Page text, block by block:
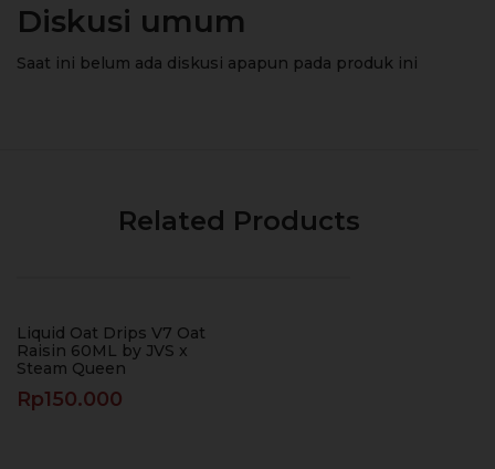
Diskusi umum
Saat ini belum ada diskusi apapun pada produk ini
Related Products
Liquid Oat Drips V7 Oat
Raisin 60ML by JVS x
Steam Queen
Rp150.000